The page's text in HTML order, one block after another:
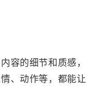
容的细节和质感，
、动作等，都能让